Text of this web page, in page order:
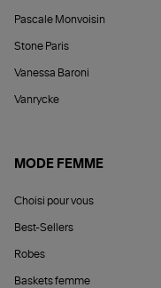
Pascale Monvoisin
Stone Paris
Vanessa Baroni
Vanrycke
MODE FEMME
Choisi pour vous
Best-Sellers
Robes
Baskets femme